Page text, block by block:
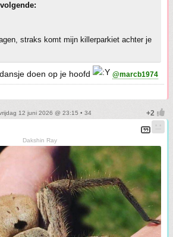
straks komt mijn killerparkiet achter je
doen op je hoofd @marcb1974
12 juni 2026 @ 23:15 • 34
Dakshin Ray